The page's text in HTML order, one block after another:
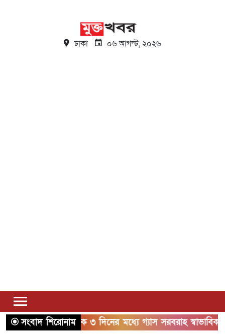
ঢাকা ০৬ আগস্ট, ২০২৬
সংবাদ শিরোনাম
২ থেকে ৩ দিনের মধ্যে গ্যাস সরবরাহ স্বাভাবিক হবে: